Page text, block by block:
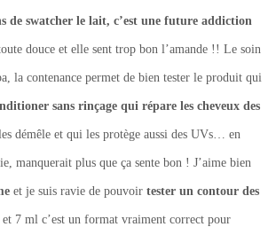
de swatcher le lait, c’est une future addiction
douce et elle sent trop bon l’amande !! Le soin
la contenance permet de bien tester le produit qui
sans rinçage qui répare les cheveux des
les démêle et qui les protège aussi des UVs… en
manquerait plus que ça sente bon ! J’aime bien
et je suis ravie de pouvoir tester un contour des
et 7 ml c’est un format vraiment correct pour